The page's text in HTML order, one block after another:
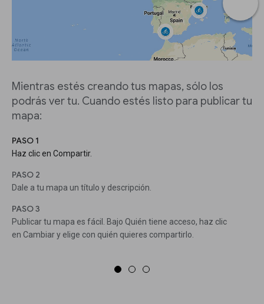
Mientras estés creando tus mapas, sólo los
podrás ver tu. Cuando estés listo para publicar tu
mapa:
PASO 1
Haz clic en Compartir.
PASO 2
Dale a tu mapa un título y descripción.
PASO 3
Publicar tu mapa es fácil. Bajo Quién tiene acceso, haz clic
en Cambiar y elige con quién quieres compartirlo.